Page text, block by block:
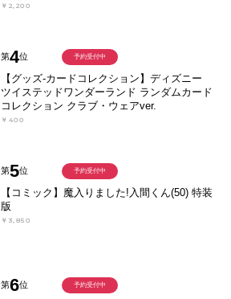
￥2,200
第4位
【グッズ-カードコレクション】ディズニー
ツイステッドワンダーランド ランダムカード
コレクション クラブ・ウェアver.
￥400
予約受付中
第5位
【コミック】魔入りました!入間くん(50) 特装
版
￥3,850
予約受付中
第6位 予約受付中